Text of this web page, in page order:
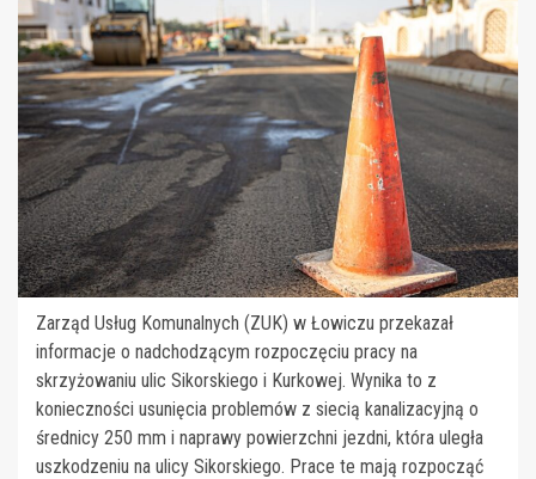
Zarząd Usług Komunalnych (ZUK) w Łowiczu przekazał
informacje o nadchodzącym rozpoczęciu pracy na
skrzyżowaniu ulic Sikorskiego i Kurkowej. Wynika to z
konieczności usunięcia problemów z siecią kanalizacyjną o
średnicy 250 mm i naprawy powierzchni jezdni, która uległa
uszkodzeniu na ulicy Sikorskiego. Prace te mają rozpocząć